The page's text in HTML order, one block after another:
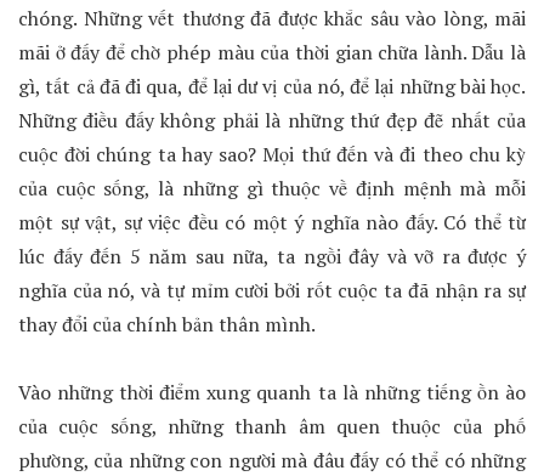
chóng. Những vết thương đã được khắc sâu vào lòng, mãi
mãi ở đấy để chờ phép màu của thời gian chữa lành. Dẫu là
gì, tất cả đã đi qua, để lại dư vị của nó, để lại những bài học.
Những điều đấy không phải là những thứ đẹp đẽ nhất của
cuộc đời chúng ta hay sao? Mọi thứ đến và đi theo chu kỳ
của cuộc sống, là những gì thuộc về định mệnh mà mỗi
một sự vật, sự việc đều có một ý nghĩa nào đấy. Có thể từ
lúc đấy đến 5 năm sau nữa, ta ngồi đây và vỡ ra được ý
nghĩa của nó, và tự mỉm cười bởi rốt cuộc ta đã nhận ra sự
thay đổi của chính bản thân mình.
Vào những thời điểm xung quanh ta là những tiếng ồn ào
của cuộc sống, những thanh âm quen thuộc của phố
phường, của những con người mà đâu đấy có thể có những